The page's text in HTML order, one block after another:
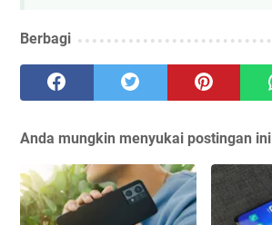
Berbagi
Anda mungkin menyukai postingan ini